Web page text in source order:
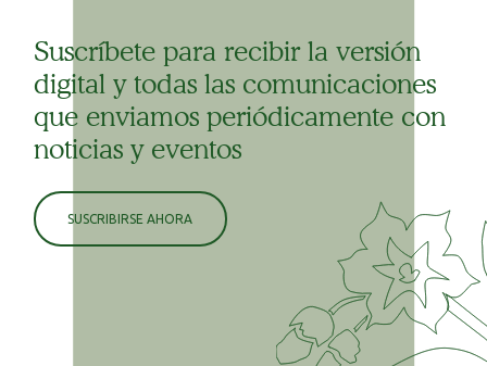
Suscríbete para recibir la versión
digital y todas las comunicaciones
que enviamos periódicamente con
noticias y eventos
SUSCRIBIRSE AHORA